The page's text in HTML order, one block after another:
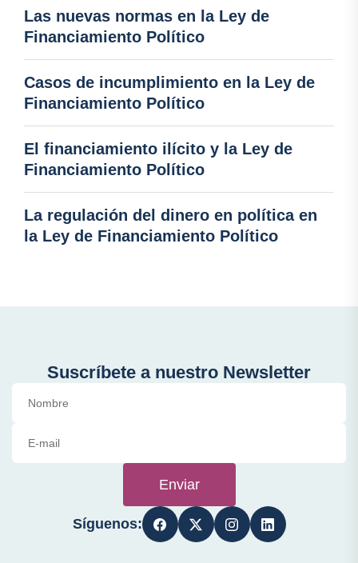
Las nuevas normas en la Ley de
Financiamiento Político
Casos de incumplimiento en la Ley de
Financiamiento Político
El financiamiento ilícito y la Ley de
Financiamiento Político
La regulación del dinero en política en
la Ley de Financiamiento Político
Suscríbete a nuestro Newsletter
Enviar
Síguenos: